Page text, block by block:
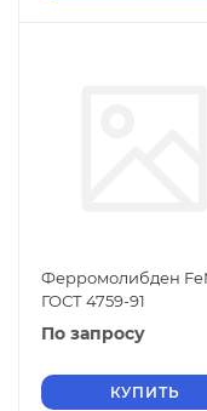
Ферромолибден
ГОСТ 4759-91
По запросу
КУПИТЬ